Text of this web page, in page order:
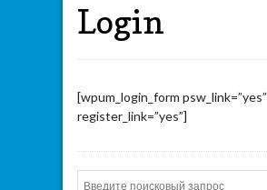
Login
[wpum_login_form psw_link=”yes”
register_link=”yes”]